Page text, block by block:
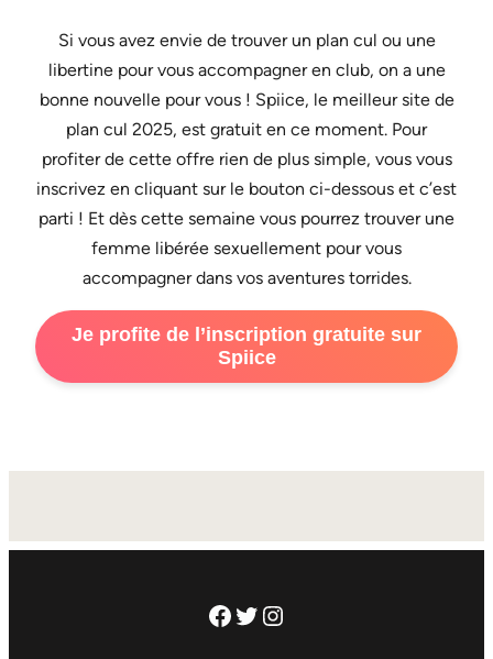
Si vous avez envie de trouver un plan cul ou une
libertine pour vous accompagner en club, on a une
bonne nouvelle pour vous ! Spiice, le meilleur site de
plan cul 2025, est gratuit en ce moment. Pour
profiter de cette offre rien de plus simple, vous vous
inscrivez en cliquant sur le bouton ci-dessous et c’est
parti ! Et dès cette semaine vous pourrez trouver une
femme libérée sexuellement pour vous
accompagner dans vos aventures torrides.
Je profite de l’inscription gratuite sur
Spiice
Facebook
Twitter
Instagram